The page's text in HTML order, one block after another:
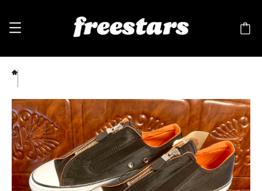
オレンジ 4.5 23.5cm 247